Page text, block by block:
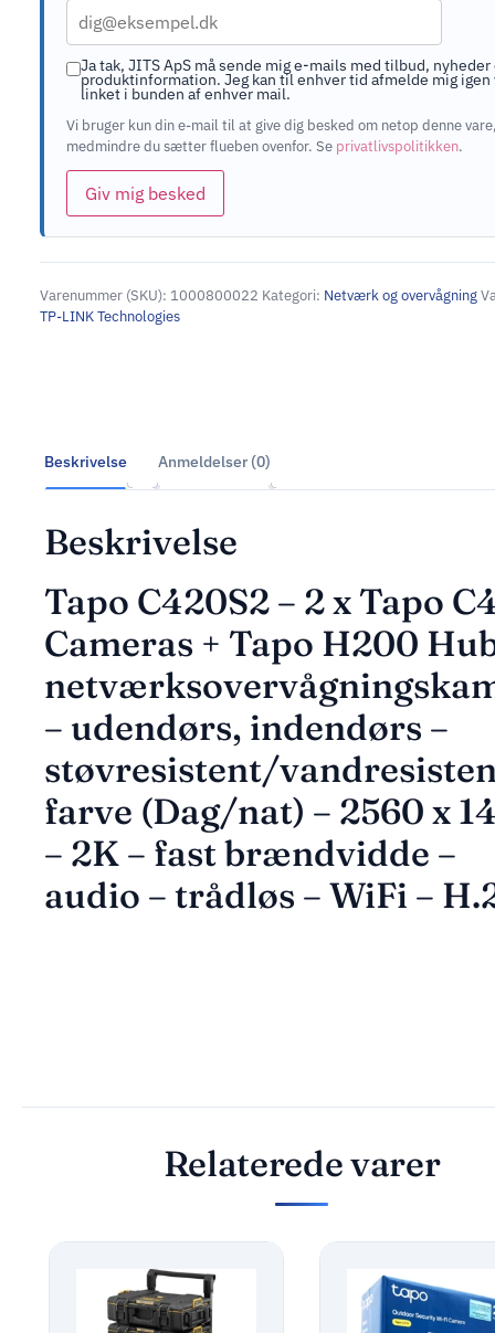
Ja tak, JITS ApS må sende mig e-mails med tilbud, nyheder
produktinformation. Jeg kan til enhver tid afmelde mig igen
linket i bunden af enhver mail.
Vi bruger kun din e-mail til at give dig besked om netop denne
medmindre du sætter flueben ovenfor. Se privatlivspolitikken.
Giv mig besked
Varenummer (SKU): 1000800022 Kategori: Netværk og overvågning
TP-LINK Technologies
Beskrivelse Anmeldelser (0)
Beskrivelse
Tapo C420S2 – 2 x Tapo
Cameras + Tapo H200
– udendørs, indendørs –
støvresistent/
farve (Dag/nat) – 2560 x
– 2K – fast brændvidde –
audio – trådløs – WiFi –
Relaterede varer